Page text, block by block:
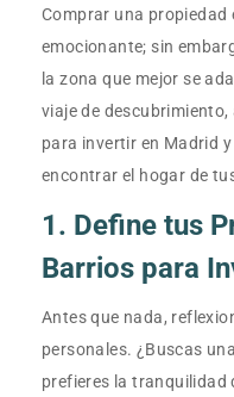
Comprar una propiedad
emocionante; sin
la zona que mejor se
viaje de
para invertir en Madrid
encontrar el hogar de
1. Define tus
Barrios para
Antes que nada,
personales. ¿Buscas
prefieres la tranquilidad